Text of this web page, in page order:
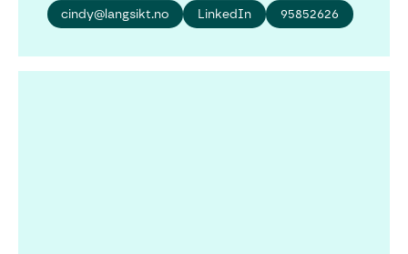
cindy@langsikt.no LinkedIn 95852626